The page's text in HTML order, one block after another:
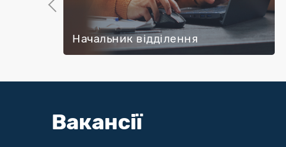
Previous
Начальник відділення
Вакансії